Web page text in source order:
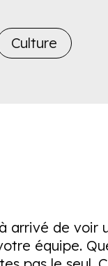
Culture
arrivé de voir
équipe.